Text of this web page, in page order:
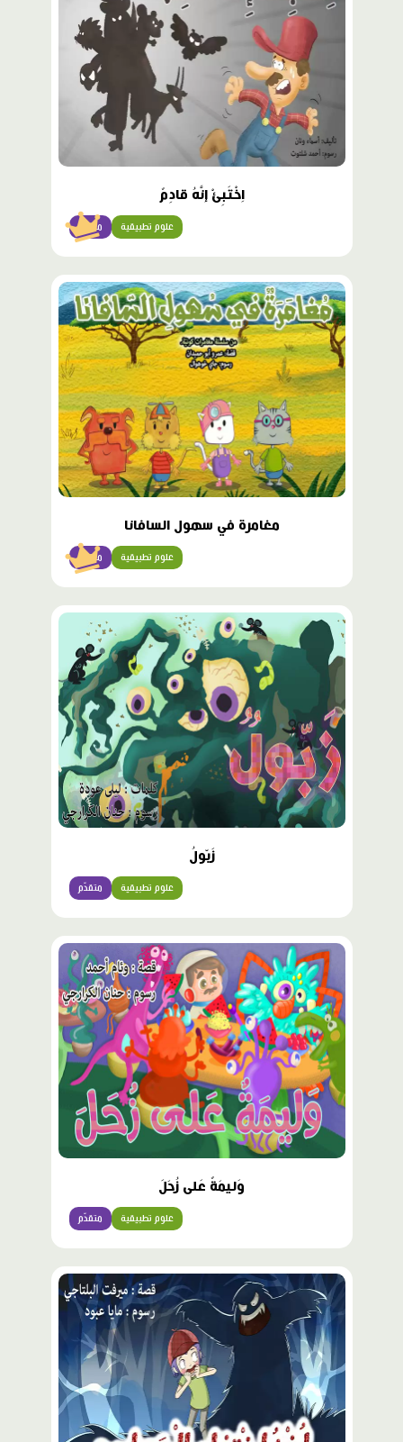
اِخْتَبِئْ إِنَّهُ قادِمٌ
متقدّم علوم تطبيقية
محتوى
مميّز
مغامرة في سهول السافانا
متقدّم علوم تطبيقية
زَبّولُ
متقدّم علوم تطبيقية
وَليمَةٌ عَلى زُحَلَ
متقدّم علوم تطبيقية